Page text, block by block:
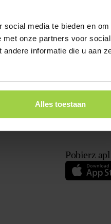
media te bieden en om
onze partners voor social
informatie die u aan
Alles toestaan
Pobierz